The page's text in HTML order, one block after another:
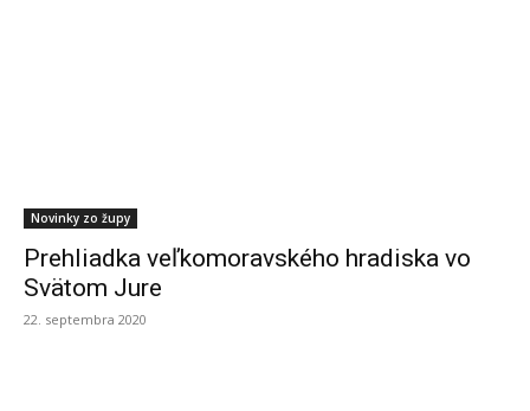
Novinky zo župy
Prehliadka veľkomoravského hradiska vo
Svätom Jure
22. septembra 2020